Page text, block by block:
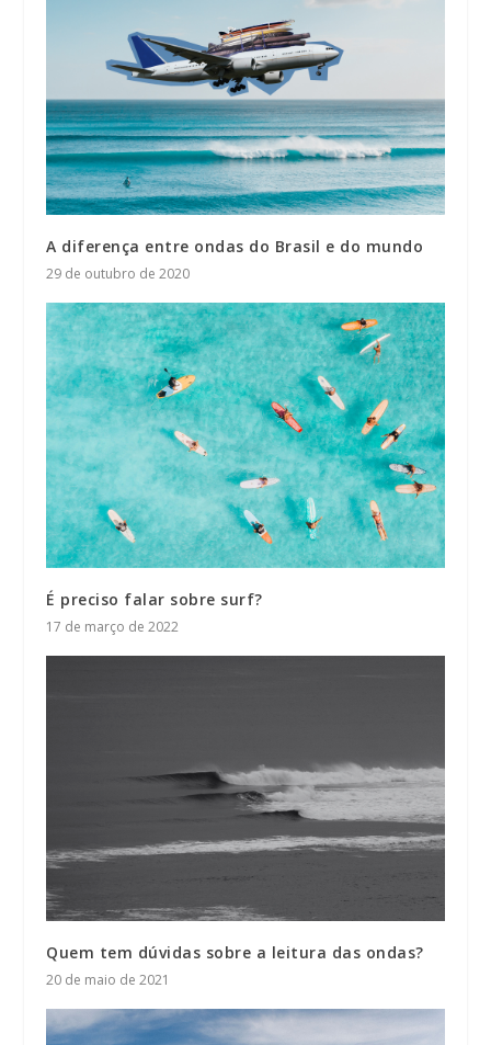
A diferença entre ondas do Brasil e do mundo
29 de outubro de 2020
É preciso falar sobre surf?
17 de março de 2022
Quem tem dúvidas sobre a leitura das ondas?
20 de maio de 2021